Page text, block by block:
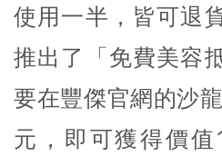
使用一半，皆可退
推出了「免費美容
要在豐傑官網的沙
元，即可獲得價